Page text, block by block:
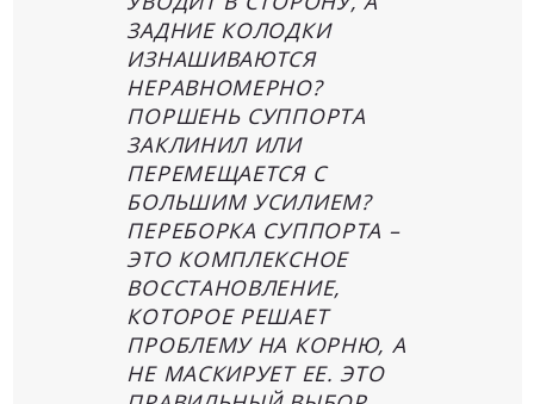
ЗАДНИЕ КОЛОДКИ
ИЗНАШИВАЮТСЯ
НЕРАВНОМЕРНО?
ПОРШЕНЬ СУППОРТА
ЗАКЛИНИЛ ИЛИ
ПЕРЕМЕЩАЕТСЯ С
БОЛЬШИМ УСИЛИЕМ?
ПЕРЕБОРКА СУППОРТА –
ЭТО КОМПЛЕКСНОЕ
ВОССТАНОВЛЕНИЕ,
КОТОРОЕ РЕШАЕТ
ПРОБЛЕМУ НА КОРНЮ, А
НЕ МАСКИРУЕТ ЕЕ. ЭТО